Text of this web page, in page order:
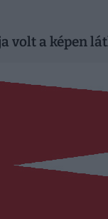
volt a képen